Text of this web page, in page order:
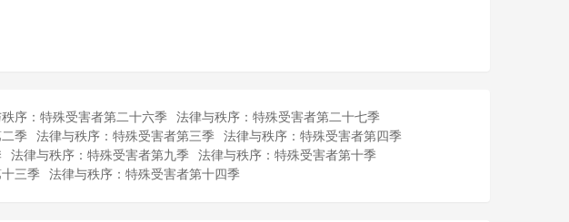
序：特殊受害者第二十六季
法律与秩序：特殊受害者第二十七季
季 法律与秩序：特殊受害者第三季
法律与秩序：特殊受害者第四季
法律与秩序：特殊受害者第九季
法律与秩序：特殊受害者第十季
三季 法律与秩序：特殊受害者第十四季